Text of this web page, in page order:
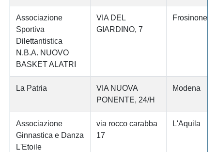
Associazione
Sportiva
Dilettantistica
N.B.A. NUOVO
BASKET ALATRI
VIA DEL
GIARDINO, 7
Frosinone
La Patria
VIA NUOVA
PONENTE, 24/H
Modena
Associazione
Ginnastica e Danza
L'Etoile
via rocco carabba
17
L'Aquila